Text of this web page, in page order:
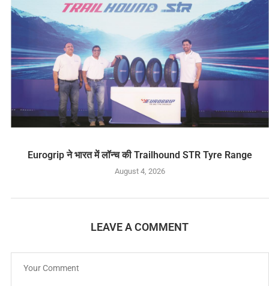
Eurogrip ने भारत में लॉन्च की Trailhound STR Tyre Range
August 4, 2026
LEAVE A COMMENT